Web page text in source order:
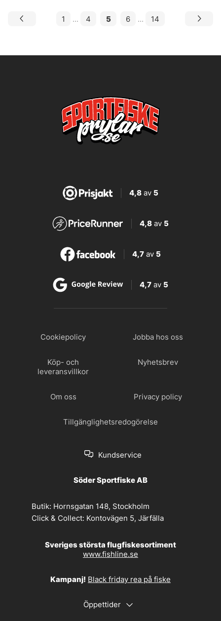
1 ... 4 5 6 ... 14
4,8av 5
4,8 av 5
4,7 av 5
4,7 av 5
Cookiepolicy Jobba hos oss
Köp- och
leveransvillkor
Nyhetsbrev
Om oss Privacy policy
Tillgänglighetsredogörelse
Kundservice
Söder Sportfiske AB
Butik: Hornsgatan 148, Stockholm
Click & Collect: Kontovägen 5, Järfälla
Sveriges största flugfiskesortiment
www.fishline.se
Kampanj! Black friday rea på fiske
Öppettider